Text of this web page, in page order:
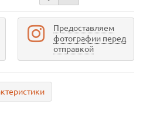
Предоставляем
фотографии перед
отправкой